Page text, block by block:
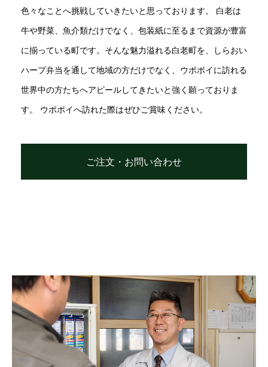
色々なことへ挑戦していきたいと思っております。 白老は
牛や野菜、魚介類だけでなく、包装紙に至るまで資源が豊富
に揃っている町です。そんな魅力溢れる白老町を、しらおい
ハープ弁当を通して地域の方だけでなく、ウポポイに訪れる
世界中の方たちへアピールしてきたいと強く願っておりま
す。 ウポポイへ訪れた際はぜひご賞味ください。
ご注文・お問い合わせ